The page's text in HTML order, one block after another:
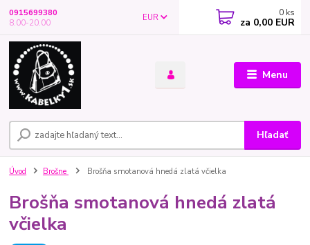
Menu
EUR
Hľadať
0915699380
8.00-20.00
0 ks
za 0,00 EUR
Úvod Brošne Brošňa smotanová hnedá zlatá včielka
Brošňa smotanová hnedá zlatá
včielka